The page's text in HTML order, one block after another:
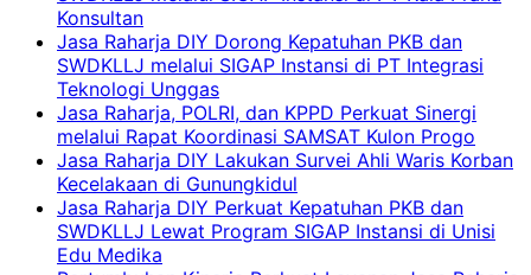
Konsultan
Jasa Raharja DIY Dorong Kepatuhan PKB dan
SWDKLLJ melalui SIGAP Instansi di PT Integrasi
Teknologi Unggas
Jasa Raharja, POLRI, dan KPPD Perkuat Sinergi
melalui Rapat Koordinasi SAMSAT Kulon Progo
Jasa Raharja DIY Lakukan Survei Ahli Waris Korban
Kecelakaan di Gunungkidul
Jasa Raharja DIY Perkuat Kepatuhan PKB dan
SWDKLLJ Lewat Program SIGAP Instansi di Unisi
Edu Medika